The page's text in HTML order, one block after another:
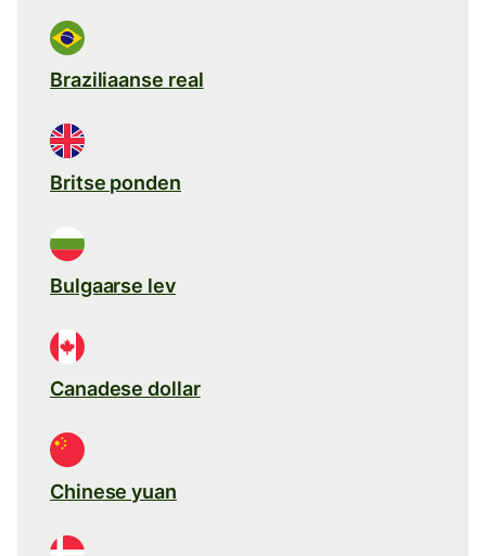
Braziliaanse real
Britse ponden
Bulgaarse lev
Canadese dollar
Chinese yuan